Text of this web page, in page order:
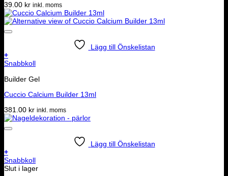
39.00 kr inkl. moms
Lägg till Önskelistan
+
Snabbkoll
Builder Gel
Cuccio Calcium Builder 13ml
381.00 kr inkl. moms
Lägg till Önskelistan
+
Snabbkoll
Slut i lager